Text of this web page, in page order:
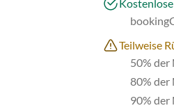
Teilweise
50% der
80% der
90% der